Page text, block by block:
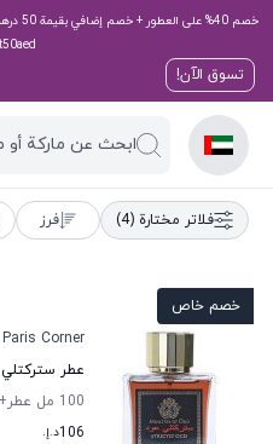
خصم
تسوق الآن!
ابحث عن ماركة أو
فلاتر مختارة (4) فرز
خصم خاص
Paris Corner
عطر
100 مل عطر
+1
106د.إ.